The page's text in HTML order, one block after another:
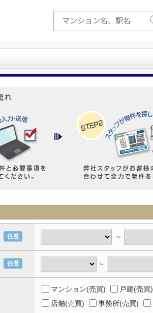
任意 ～
任意 ～
マンション(売買) 戸建(売買)
店舗(売買)
事務所(売買)